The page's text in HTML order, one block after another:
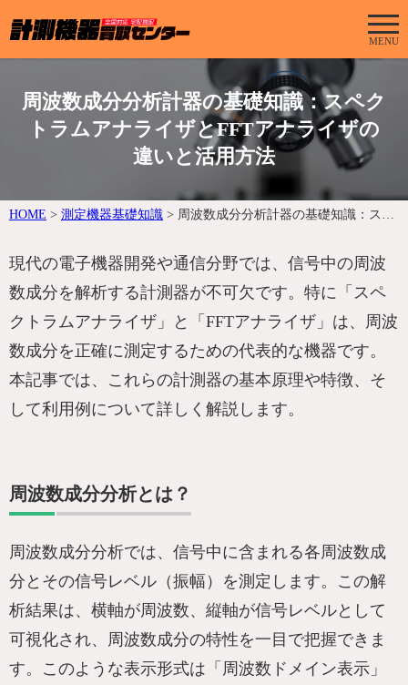
MENU
周波数成分分析計器の基礎知識：スペク
トラムアナライザとFFTアナライザの
違いと活用方法
HOME > 測定機器基礎知識 > 周波数成分分析計器の基礎知識：スペクトラムアナライザとFFTアナライザの違いと活用方法
現代の電子機器開発や通信分野では、信号中の周波
数成分を解析する計測器が不可欠です。特に「スペ
クトラムアナライザ」と「FFTアナライザ」は、周波
数成分を正確に測定するための代表的な機器です。
本記事では、これらの計測器の基本原理や特徴、そ
して利用例について詳しく解説します。
周波数成分分析とは？
周波数成分分析では、信号中に含まれる各周波数成
分とその信号レベル（振幅）を測定します。この解
析結果は、横軸が周波数、縦軸が信号レベルとして
可視化され、周波数成分の特性を一目で把握できま
す。このような表示形式は「周波数ドメイン表示」